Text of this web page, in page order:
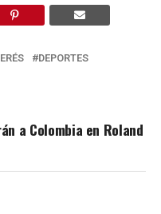
DEPORTES
a Colombia en Roland